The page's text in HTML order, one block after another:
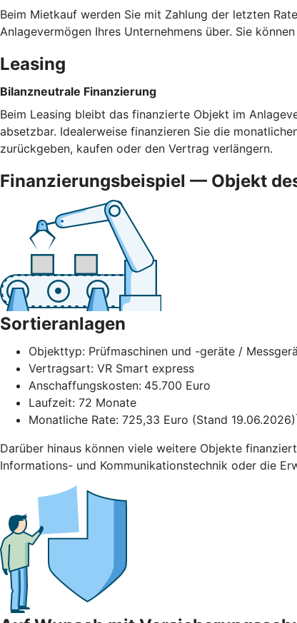
Beim Mietkauf werden Sie mit Zahlung der letzten
Anlagevermögen Ihres Unternehmens über. Sie
Leasing
Bilanzneutrale Finanzierung
Beim Leasing bleibt das finanzierte Objekt im
absetzbar. Idealerweise finanzieren Sie die
zurückgeben, kaufen oder den Vertrag verlängern.
Finanzierungsbeispiel — Objekt
Sortieranlagen
Objekttyp: Prüfmaschinen und -geräte /
Vertragsart: VR Smart express
Anschaffungskosten: 45.700 Euro
Laufzeit: 72 Monate
Monatliche Rate: 725,33 Euro (Stand 19.06.2026)
Darüber hinaus können viele weitere Objekte
Informations- und Kommunikationstechnik oder die